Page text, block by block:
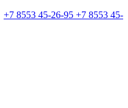
+7 8553 45-26-95 +7 8553 45-